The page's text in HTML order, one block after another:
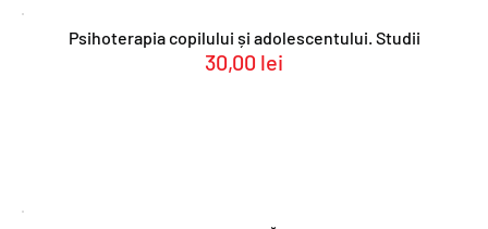
Psihoterapia copilului și adolescentului. Studii
30,00 lei